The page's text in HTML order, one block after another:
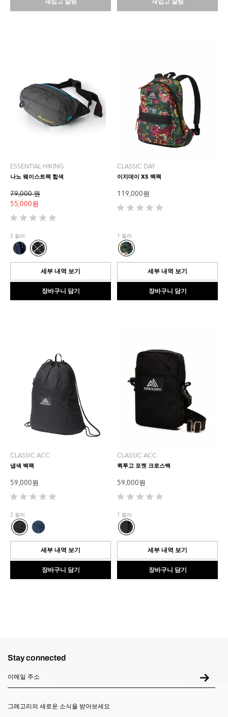
다.
다.
ESSENTIAL HIKING
나노 웨이스트팩 힙색
79,000 원
55,000 원
별
5
개
중
0.0
입
다.
2 컬러
세부 내역 보기
장바구니 담기
CLASSIC DAY
이지데이 XS 백팩
119,000 원
별
개
중
0.0
개
니
1 컬러
세부 내역 보기
장바구니 담기
CLASSIC ACC
냅색 백팩
59,000 원
별
5
개
중
0.0
입
다.
2 컬러
세부 내역 보기
장바구니 담기
CLASSIC ACC
퀵투고 포켓 크로스백
59,000 원
별
5
개
중
0.0
입
다.
1 컬러
세부 내역 보기
장바구니 담기
Stay connected
그레고리의 새로운 소식을 받아보세요